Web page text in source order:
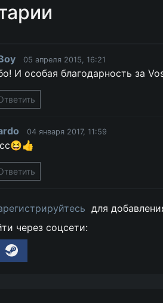
05 апреля 2015, 16:21
И особая благодарность за
04 января 2017, 11:59
для
через соцсети: